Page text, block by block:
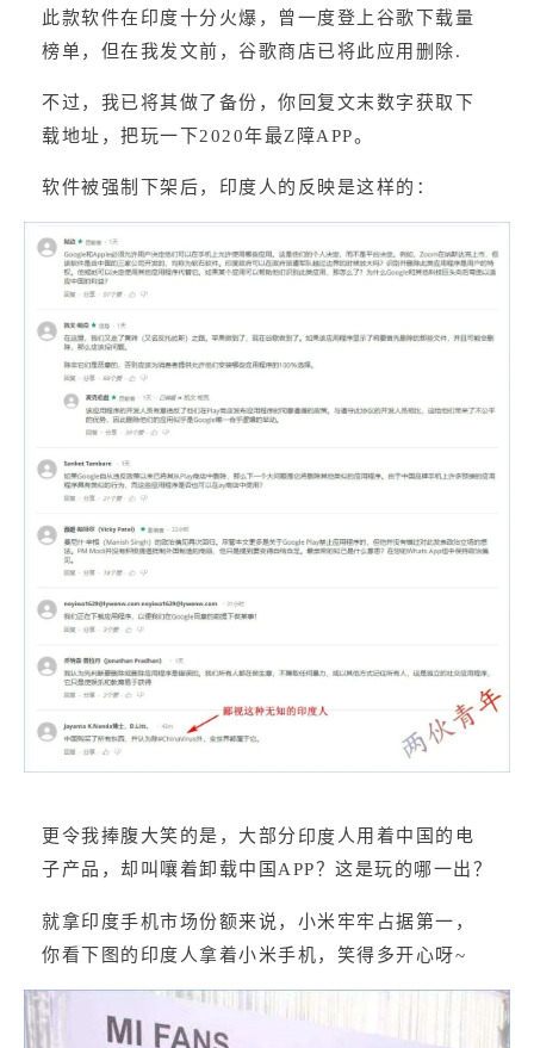
此款软件在印度十分火爆，曾一度登上谷歌下载量
榜单，但在我发文前，谷歌商店已将此应用删除.
不过，我已将其做了备份，你回复文末数字获取下
载地址，把玩一下2020年最Z障APP。
软件被强制下架后，印度人的反映是这样的：
更令我捧腹大笑的是，大部分 印度 人用着中国的电
子产品，却叫嚷着卸载中国APP？这是玩的哪一出？
就拿印度手机市场份额来说，小米牢牢占据第一，
你看下图的印度人拿着小米手机，笑得多开心呀~